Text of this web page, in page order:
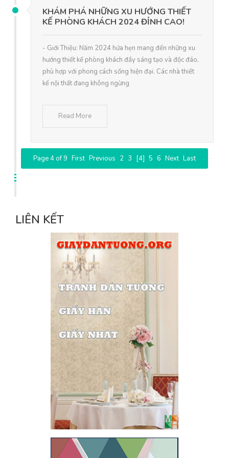
KHÁM PHÁ NHỮNG XU HƯỚNG THIẾT
KẾ PHÒNG KHÁCH 2024 ĐỈNH CAO!
- Giới Thiệu: Năm 2024 hứa hẹn mang đến những xu
hướng thiết kế phòng khách đầy sáng tạo và độc đáo,
phù hợp với phong cách sống hiện đại. Các nhà thiết
kế nội thất đang không ngừng
Read More
Page 4 of 9 First Previous 2 3 [4] 5 6 Next Last
LIÊN KẾT